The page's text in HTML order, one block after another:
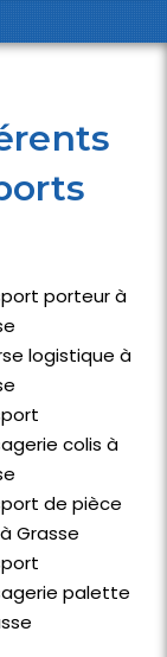
porteur à
logistique à
colis à
de pièce
Grasse
palette